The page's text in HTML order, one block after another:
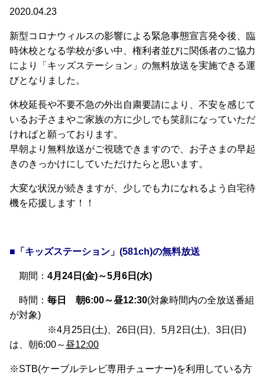
2020.04.23
新型コロナウィルスの影響による緊急事態宣言発令後、臨
時休校となる学校が多い中、権利者並びに関係者のご協力
により「キッズステーション」の無料放送を実施できる運
びとなりました。
休校延長や不要不急の外出自粛要請により、不安を感じて
いるお子さまやご家族の方に少しでも笑顔になっていただ
ければと願っております。
早朝より無料放送がご視聴できますので、お子さまの早起
きのきっかけにしていただけたらと思います。
大変な状況が続きますが、少しでも力になれるよう自宅待
機を応援します！！
■「キッズステーション」(581ch)の無料放送
期間： 4月24日(金)～5月6日(水)
時間： 毎日 朝6:00～昼12:30(対象時間内の全放送番組
が対象)
※4月25日(土)、26日(日)、5月2日(土)、3日(日)
は、朝6:00～昼12:00
※STB(ケーブルテレビ専用チューナー)を利用している方